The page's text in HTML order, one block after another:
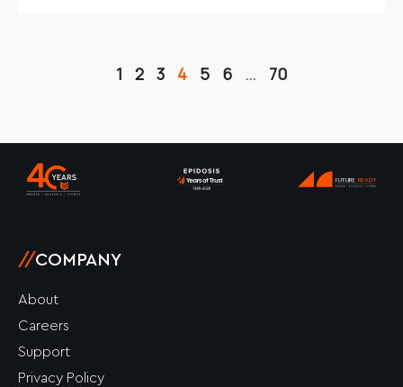
1 2 3 4 5 6 … 70
//COMPANY
About
Careers
Support
Privacy Policy